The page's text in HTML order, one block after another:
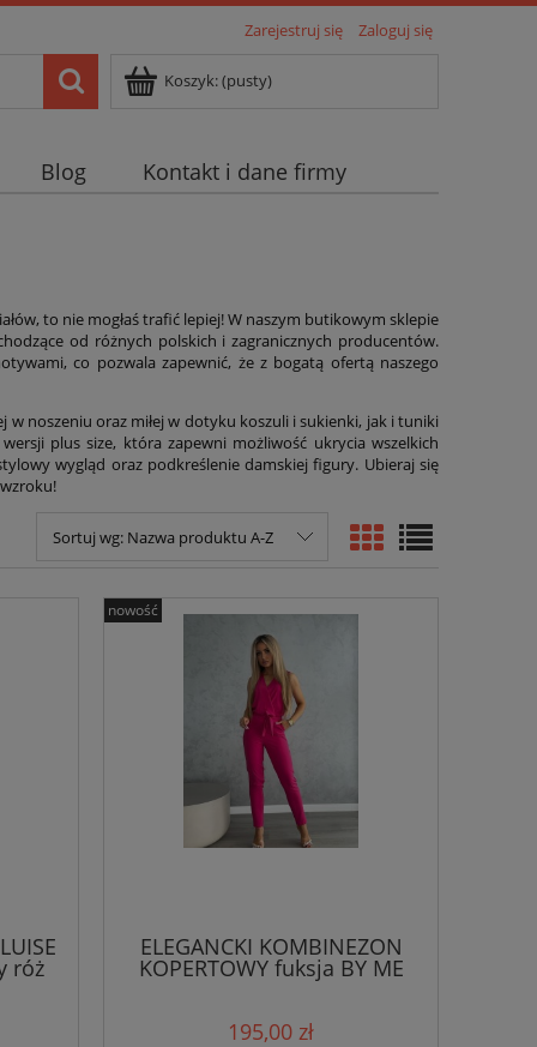
Zarejestruj się Zaloguj się
Koszyk:(pusty)
Blog Kontakt i dane firmy
to nie mogłaś trafić lepiej! W naszym butikowym sklepie
od różnych polskich i zagranicznych producentów.
co pozwala zapewnić, że z bogatą ofertą naszego
noszeniu oraz miłej w dotyku koszuli i sukienki, jak i tuniki
plus size, która zapewni możliwość ukrycia wszelkich
wygląd oraz podkreślenie damskiej figury. Ubieraj się
Sortuj wg: Nazwa produktu A-Z
róż
ELEGANCKI KOMBINEZON
KOPERTOWY fuksja BY ME
195,00 zł
nowość